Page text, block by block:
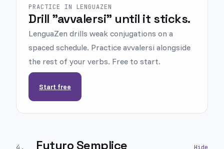
PRACTICE IN LENGUAZEN
Drill "avvalersi" until it sticks.
LenguaZen drills weak conjugations on a
spaced schedule. Practice avvalersi alongside
the rest of your verbs. Free to start.
Start free
4 . Futuro Semplice